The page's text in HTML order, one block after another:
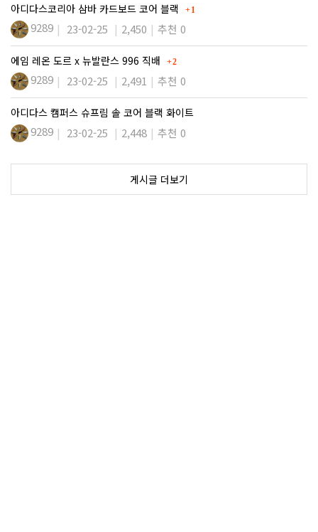
아디다스코리아 삼바 카드보드 코어 블랙 댓글
1
9289 23-02-25 2,450 추천 0
에임 레온 도르 x 뉴발란스 996 직배 댓글
2
9289 23-02-25 2,491 추천 0
아디다스 캠퍼스 슈프림 솔 코어 블랙 화이트
9289 23-02-25 2,448 추천 0
게시글 더보기